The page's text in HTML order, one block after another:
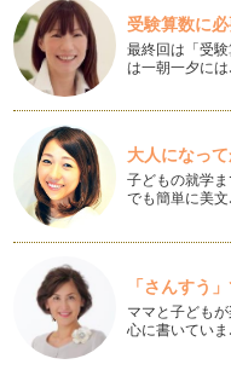
おからでダイエット
5月になりました。すっ
かに色づいてきましたね
栄養たっぷり・乾物をお
みなさんは乾物を使いま
椎茸・干し海老などは常
調理の仕方で苦手なもの
暖かくなり桜も咲いて
回、野…
切り方の魔法で野菜を好
「うちの子、お野菜を食
いませんか？ママとして
受験算数に
最終回は「受
は一朝一夕に
大人になっ
子どもの就学
でも簡単に美
「さんすう
ママと子ども
心に書いてい